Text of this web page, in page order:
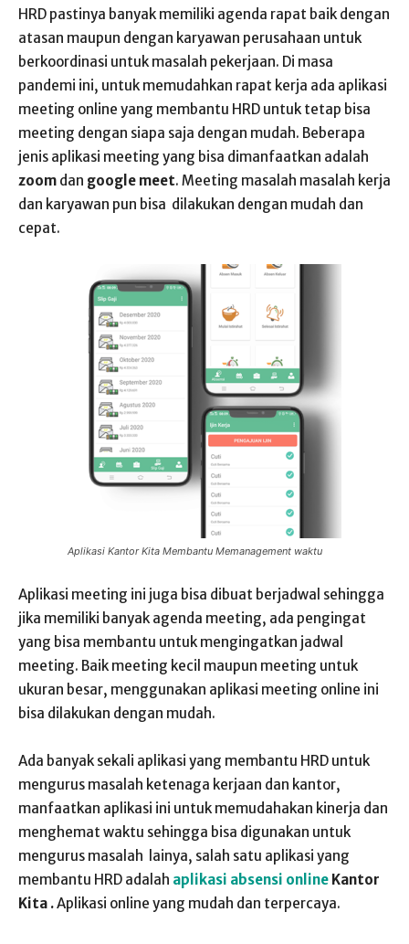
HRD pastinya banyak memiliki agenda rapat baik dengan
atasan maupun dengan karyawan perusahaan untuk
berkoordinasi untuk masalah pekerjaan. Di masa
pandemi ini, untuk memudahkan rapat kerja ada aplikasi
meeting online yang membantu HRD untuk tetap bisa
meeting dengan siapa saja dengan mudah. Beberapa
jenis aplikasi meeting yang bisa dimanfaatkan adalah
zoom dan google meet. Meeting masalah masalah kerja
dan karyawan pun bisa dilakukan dengan mudah dan
cepat.
Aplikasi Kantor Kita Membantu Memanagement waktu
Aplikasi meeting ini juga bisa dibuat berjadwal sehingga
jika memiliki banyak agenda meeting, ada pengingat
yang bisa membantu untuk mengingatkan jadwal
meeting. Baik meeting kecil maupun meeting untuk
ukuran besar, menggunakan aplikasi meeting online ini
bisa dilakukan dengan mudah.
Ada banyak sekali aplikasi yang membantu HRD untuk
mengurus masalah ketenaga kerjaan dan kantor,
manfaatkan aplikasi ini untuk memudahakan kinerja dan
menghemat waktu sehingga bisa digunakan untuk
mengurus masalah lainya, salah satu aplikasi yang
membantu HRD adalah aplikasi absensi online Kantor
Kita .Aplikasi online yang mudah dan terpercaya.